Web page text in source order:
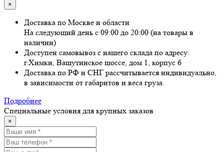
×
Доставка по Москве и области
На следующий день с 09:00 до 20:00 (на товары в
наличии)
Доступен самовывоз с нашего склада по адресу:
г.Химки, Вашутинское шоссе, дом 1, корпус 6
Доставка по РФ и СНГ рассчитывается индивидуально,
в зависимости от габаритов и веса груза.
Подробнее
Специальные условия для крупных заказов
×